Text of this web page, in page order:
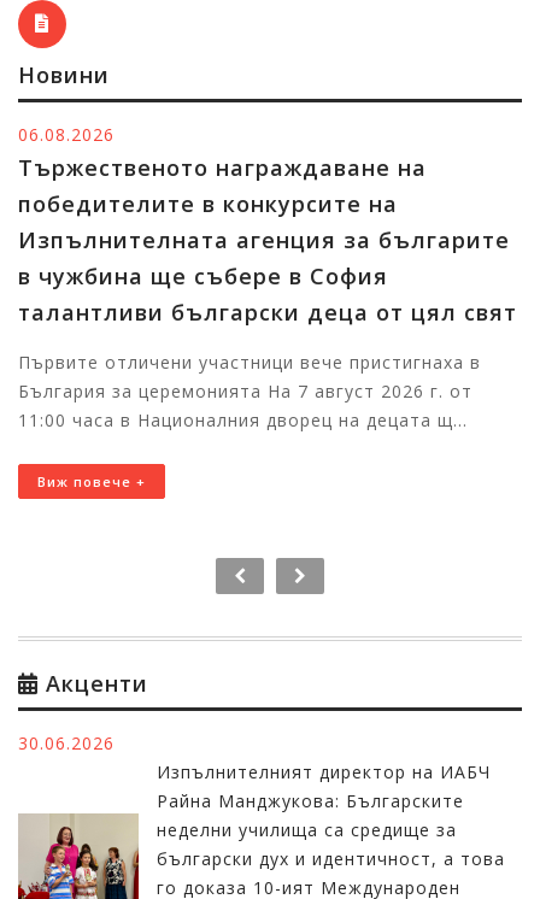
Новини
06.08.2026
Тържественото награждаване на
победителите в конкурсите на
Изпълнителната агенция за българите
в чужбина ще събере в София
талантливи български деца от цял свят
Първите отличени участници вече пристигнаха в
България за церемонията На 7 август 2026 г. от
11:00 часа в Националния дворец на децата щ...
Виж повече +
Акценти
30.06.2026
Изпълнителният директор на ИАБЧ
Райна Манджукова: Българските
неделни училища са средище за
български дух и идентичност, а това
го доказа 10-ият Международен